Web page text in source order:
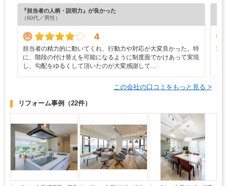
『担当者の人柄・説明力』が良かった
（60代／男性）
4
担当者の精力的に動いてくれ、行動力や対応が大変良かった。特
に、階段の付け替えを可能になるように制度面でかけあって実現
し、勾配をゆるくして頂いたのが大変感謝して…
遠
ご
この会社の口コミをもっと見る >
リフォーム事例 （22件）